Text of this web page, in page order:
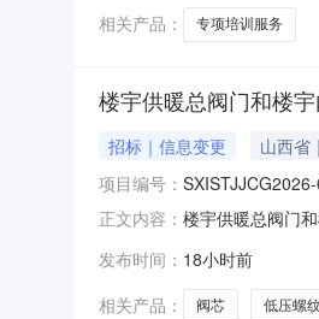
相关产品：
专项培训服务
楼宇供暖总阀门和楼
招标｜信息变更 山西省
项目编号：
正文内容： 楼宇供暖总阀门
西科技学院联系
发布时间： 18小时前
相关产品：
阀芯 低压螺